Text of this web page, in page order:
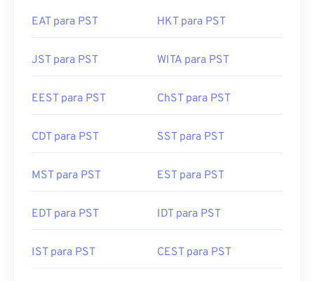
EAT para PST HKT para PST
JST para PST WITA para PST
EEST para PST ChST para PST
CDT para PST SST para PST
MST para PST EST para PST
EDT para PST IDT para PST
IST para PST CEST para PST